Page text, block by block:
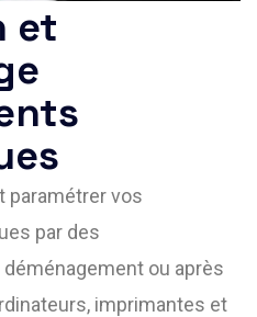
et
paramétrer vos
par des
ou après
imprimantes et